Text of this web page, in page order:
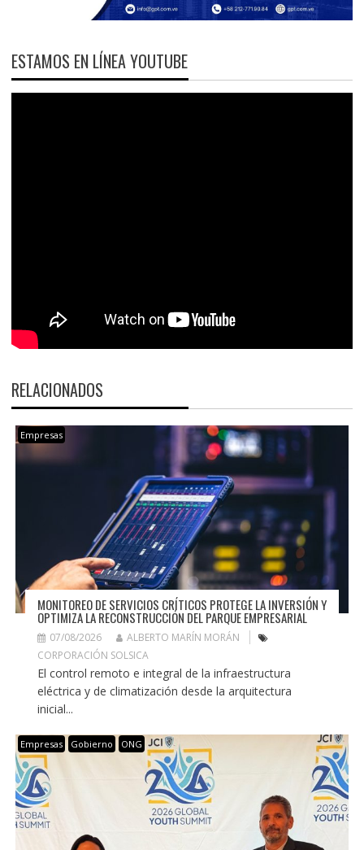
ESTAMOS EN LÍNEA YOUTUBE
RELACIONADOS
Empresas
MONITOREO DE SERVICIOS CRÍTICOS PROTEGE LA INVERSIÓN Y
OPTIMIZA LA RECONSTRUCCIÓN DEL PARQUE EMPRESARIAL
07/08/2026
ALBERTO MARÍN MORÁN
CORPORACIÓN SOLSICA
El control remoto e integral de la infraestructura
eléctrica y de climatización desde la arquitectura
inicial...
Empresas Gobierno ONG